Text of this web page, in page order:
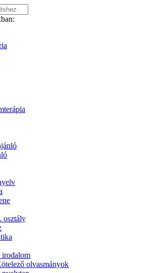
osztály
irodalom
olvasmányok